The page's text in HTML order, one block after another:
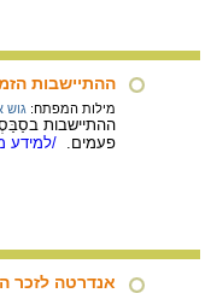
ההתיישבות הזמנית
מילות המפתח: גוש
ההתיישבות
פעמים.
/למידע
אנדרטה לזכר